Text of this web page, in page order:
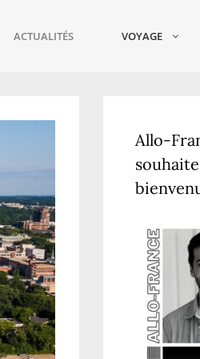
ACTUALITÉS VOYAGE
Allo-